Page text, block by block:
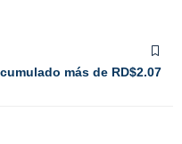
más de RD$2.07